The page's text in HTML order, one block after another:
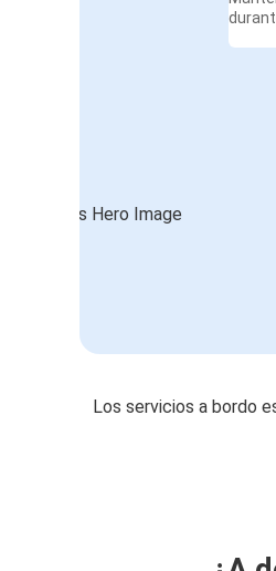
Los servicios a bordo